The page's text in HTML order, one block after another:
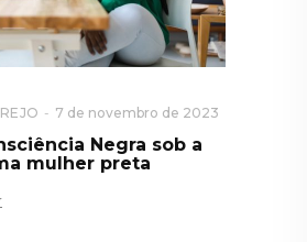
7 de novembro de 2023
Negra sob a
mulher preta